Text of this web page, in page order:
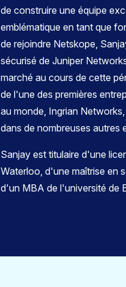
de construire une équipe
emblématique en tant que
de rejoindre Netskope,
sécurisé de Juniper
marché au cours de cette
de l'une des premières
au monde, Ingrian
dans de nombreuses autres
Sanjay est titulaire d'une
Waterloo, d'une maîtrise en
d'un MBA de l'université de